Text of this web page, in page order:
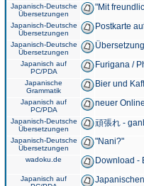
Japanisch-Deutsche
Übersetzungen
"Mit
Japanisch-Deutsche
Übersetzungen
Postkarte
Japanisch-Deutsche
Übersetzungen
Japanisch auf
PC/PDA
Furigana /
Japanische
Grammatik
Bier und
Japanisch auf
PC/PDA
neuer
Japanisch-Deutsche
Übersetzungen
頑張れ -
Japanisch-Deutsche
Übersetzungen
"Nani?"
wadoku.de Download -
Japanisch auf